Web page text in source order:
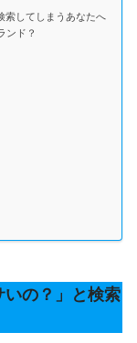
索してしまうあなたへ
ンド？
いの？」と検索